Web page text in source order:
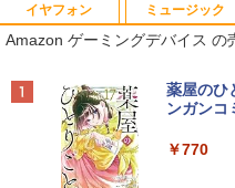
1
価格重
き 店長
HP等
たは
可
古】
1
ポイン
プパソ
【
D
ン色々
￥24,800
1
Aラン
え子た
【電
￥792
イヤフォン
Anker
ミュージック
BRUCE
[Explicit]
￥250
【
ET ラベ
￥1,112
Amazon ゲーミングデバイス の
薬屋のひ
ンガンコ
￥770